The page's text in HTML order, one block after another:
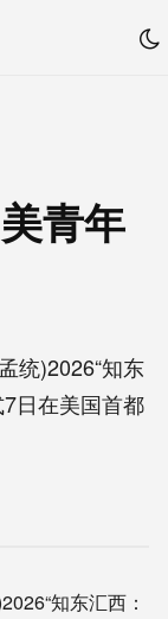
青年
)2026“知东
日在美国首都
知东汇西：